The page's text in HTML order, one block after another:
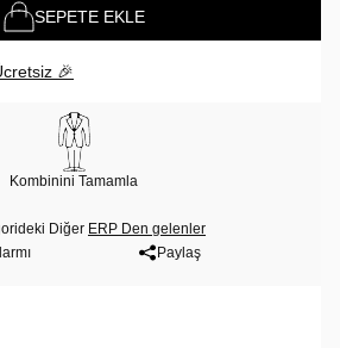
SEPETE EKLE
🎉
Kombinini Tamamla
Diğer ERP Den gelenler
Paylaş